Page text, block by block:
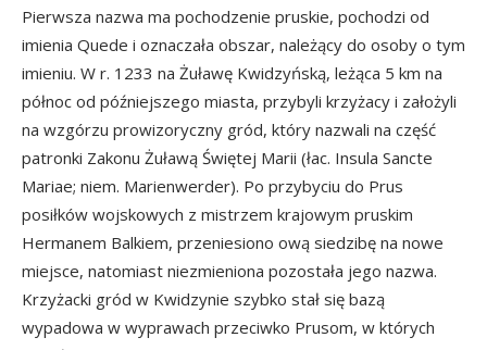
Pierwsza nazwa ma pochodzenie pruskie, pochodzi od
imienia Quede i oznaczała obszar, należący do osoby o tym
imieniu. W r. 1233 na Żuławę Kwidzyńską, leżąca 5 km na
północ od późniejszego miasta, przybyli krzyżacy i założyli
na wzgórzu prowizoryczny gród, który nazwali na część
patronki Zakonu Żuławą Świętej Marii (łac. Insula Sancte
Mariae; niem. Marienwerder). Po przybyciu do Prus
posiłków wojskowych z mistrzem krajowym pruskim
Hermanem Balkiem, przeniesiono ową siedzibę na nowe
miejsce, natomiast niezmieniona pozostała jego nazwa.
Krzyżacki gród w Kwidzynie szybko stał się bazą
wypadowa w wyprawach przeciwko Prusom, w których